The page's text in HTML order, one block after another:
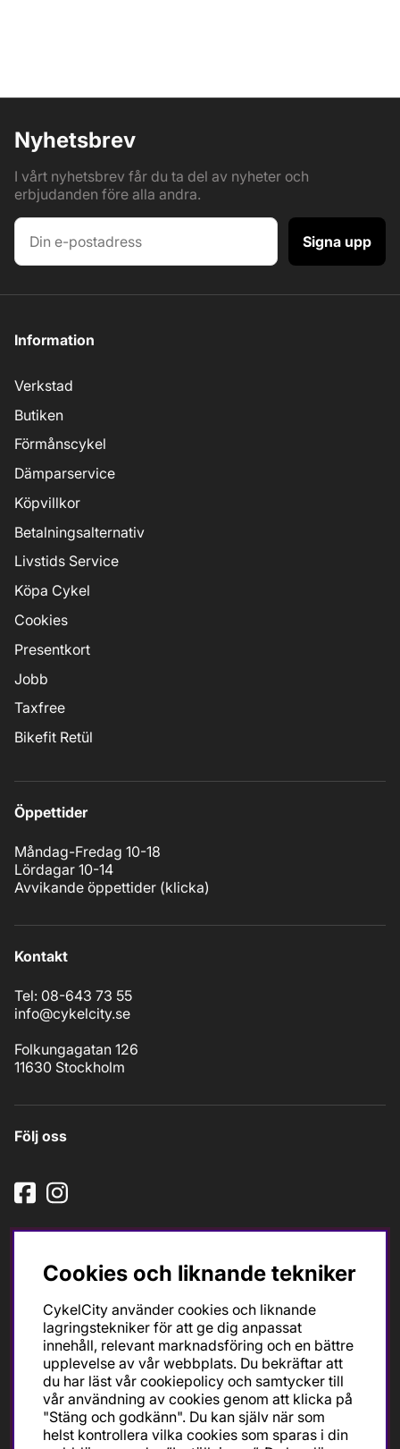
Nyhetsbrev
I vårt nyhetsbrev får du ta del av nyheter och
erbjudanden före alla andra.
Signa upp
Information
Verkstad
Butiken
Förmånscykel
Dämparservice
Köpvillkor
Betalningsalternativ
Livstids Service
Köpa Cykel
Cookies
Presentkort
Jobb
Taxfree
Bikefit Retül
Öppettider
Måndag-Fredag 10-18
Lördagar 10-14
Avvikande öppettider (klicka)
Kontakt
Tel: 08-643 73 55
info@cykelcity.se
Folkungagatan 126
11630 Stockholm
Följ oss
Ska du köpa cykel för träning och tävling så är det till
oss du ska vända dig. Racer, gravel, triathlon och MTB.
Vi är en mycket personlig cykelaffär med hög
servicegrad och alla vi som jobbar är inbitna cyklister
med stor passion, erfarenhet och kunskap om cykling
och dess produkter. Gör din bästa cykelaffär på
CykelCity!
Cookies och liknande tekniker
CykelCity använder cookies och liknande
lagringstekniker för att ge dig anpassat
innehåll, relevant marknadsföring och en bättre
upplevelse av vår webbplats. Du bekräftar att
du har läst vår cookiepolicy och samtycker till
vår användning av cookies genom att klicka på
"Stäng och godkänn". Du kan själv när som
helst kontrollera vilka cookies som sparas i din